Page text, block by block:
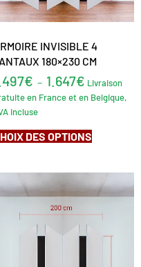
INVISIBLE 4
180×230 CM
€ – 1.647€ Livraison
en France et en Belgique,
incluse
DES OPTIONS